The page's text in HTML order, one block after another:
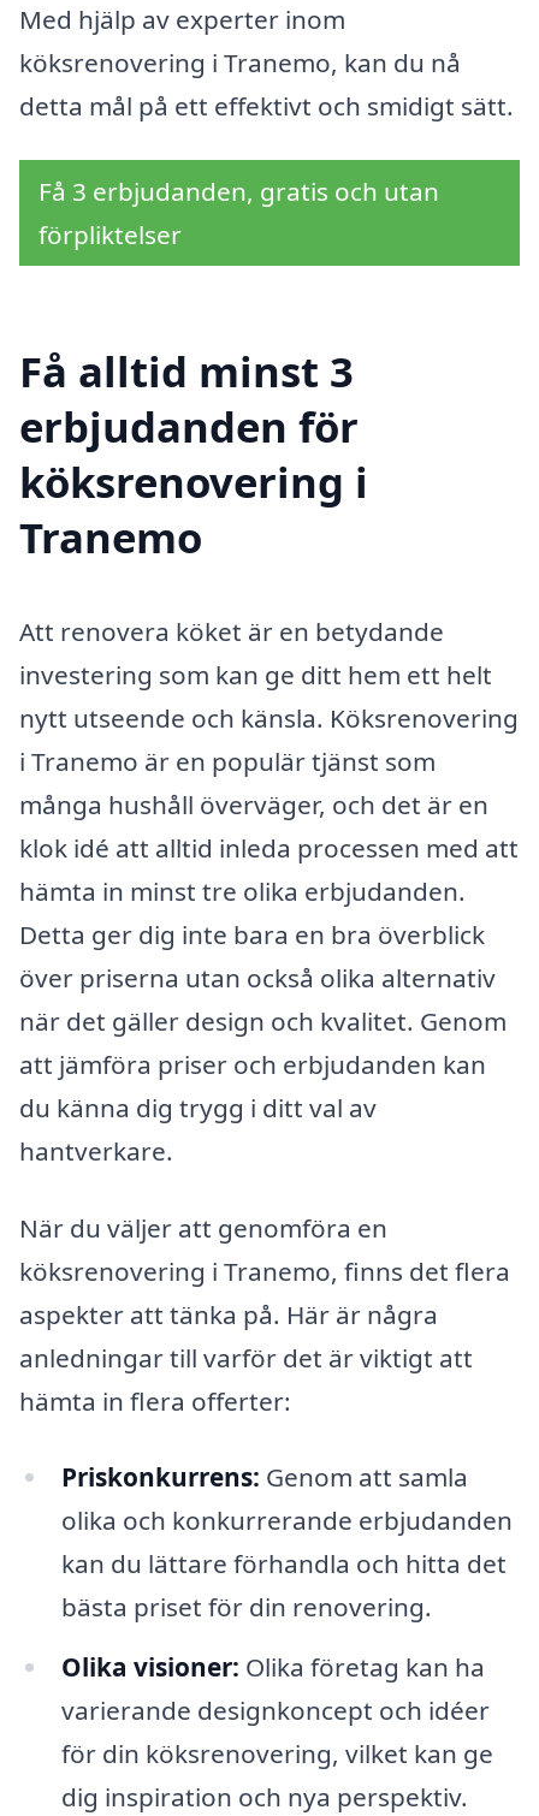
Med hjälp av experter inom
köksrenovering i Tranemo, kan du nå
detta mål på ett effektivt och smidigt sätt.
Få 3 erbjudanden, gratis och utan
förpliktelser
Få alltid minst 3
erbjudanden för
köksrenovering i
Tranemo
Att renovera köket är en betydande
investering som kan ge ditt hem ett helt
nytt utseende och känsla. Köksrenovering
i Tranemo är en populär tjänst som
många hushåll överväger, och det är en
klok idé att alltid inleda processen med att
hämta in minst tre olika erbjudanden.
Detta ger dig inte bara en bra överblick
över priserna utan också olika alternativ
när det gäller design och kvalitet. Genom
att jämföra priser och erbjudanden kan
du känna dig trygg i ditt val av
hantverkare.
När du väljer att genomföra en
köksrenovering i Tranemo, finns det flera
aspekter att tänka på. Här är några
anledningar till varför det är viktigt att
hämta in flera offerter:
Priskonkurrens: Genom att samla
olika och konkurrerande erbjudanden
kan du lättare förhandla och hitta det
bästa priset för din renovering.
Olika visioner: Olika företag kan ha
varierande designkoncept och idéer
för din köksrenovering, vilket kan ge
dig inspiration och nya perspektiv.